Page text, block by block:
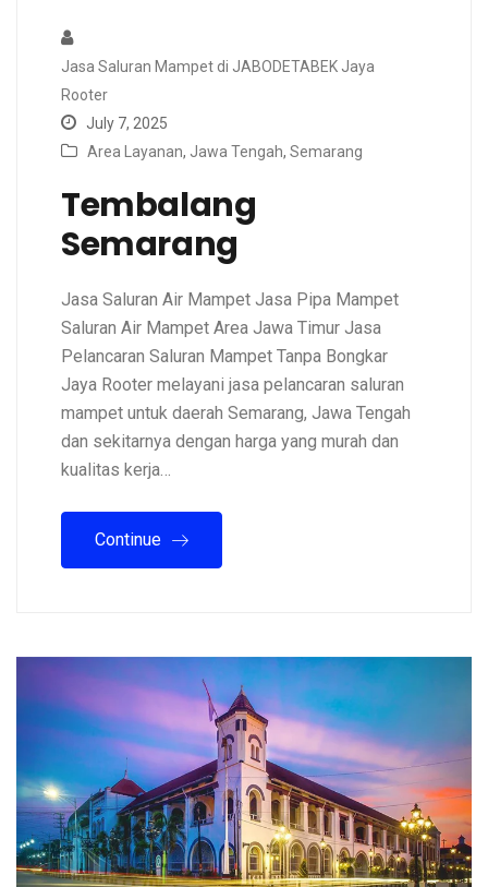
Jasa Saluran Mampet di JABODETABEK Jaya
Rooter
July 7, 2025
Area Layanan, Jawa Tengah, Semarang
Tembalang
Semarang
Jasa Saluran Air Mampet Jasa Pipa Mampet
Saluran Air Mampet Area Jawa Timur Jasa
Pelancaran Saluran Mampet Tanpa Bongkar
Jaya Rooter melayani jasa pelancaran saluran
mampet untuk daerah Semarang, Jawa Tengah
dan sekitarnya dengan harga yang murah dan
kualitas kerja…
Continue